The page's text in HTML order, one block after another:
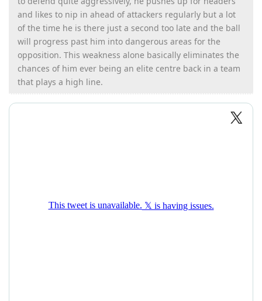
and likes to nip in ahead of attackers regularly but a lot
of the time he is there just a second too late and the ball
will progress past him into dangerous areas for the
opposition. This weakness alone basically eliminates the
chances of him ever being an elite centre back in a team
that plays a high line.